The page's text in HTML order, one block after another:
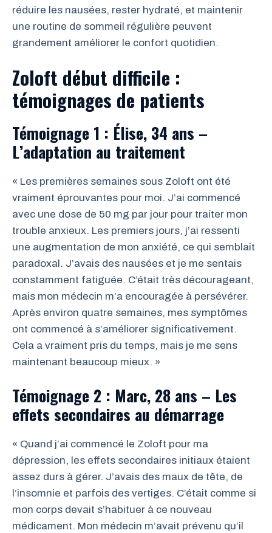
réduire les nausées, rester hydraté, et maintenir
une routine de sommeil régulière peuvent
grandement améliorer le confort quotidien.
Zoloft début difficile :
témoignages de patients
Témoignage 1 : Élise, 34 ans –
L’adaptation au traitement
« Les premières semaines sous Zoloft ont été
vraiment éprouvantes pour moi. J’ai commencé
avec une dose de 50 mg par jour pour traiter mon
trouble anxieux. Les premiers jours, j’ai ressenti
une augmentation de mon anxiété, ce qui semblait
paradoxal. J’avais des nausées et je me sentais
constamment fatiguée. C’était très décourageant,
mais mon médecin m’a encouragée à persévérer.
Après environ quatre semaines, mes symptômes
ont commencé à s’améliorer significativement.
Cela a vraiment pris du temps, mais je me sens
maintenant beaucoup mieux. »
Témoignage 2 : Marc, 28 ans – Les
effets secondaires au démarrage
« Quand j’ai commencé le Zoloft pour ma
dépression, les effets secondaires initiaux étaient
assez durs à gérer. J’avais des maux de tête, de
l’insomnie et parfois des vertiges. C’était comme si
mon corps devait s’habituer à ce nouveau
médicament. Mon médecin m’avait prévenu qu’il